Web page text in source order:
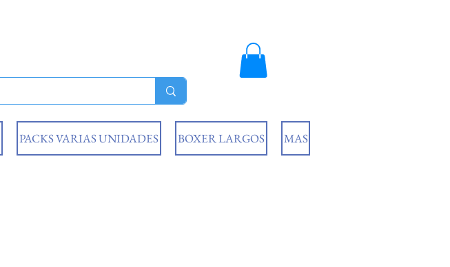
PACKS VARIAS UNIDADES BOXER LARGOS MAS